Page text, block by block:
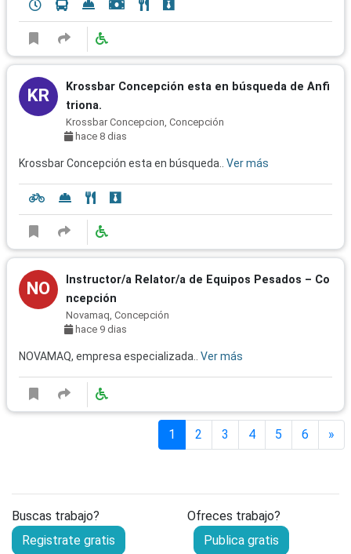
KR
Krossbar Concepción esta en búsqueda de Anfi
triona.
Krossbar Concepcion, Concepción
hace 8 dias
Krossbar Concepción esta en búsqueda.. Ver más
NO
Instructor/a Relator/a de Equipos Pesados – Co
ncepción
Novamaq, Concepción
hace 9 dias
NOVAMAQ, empresa especializada.. Ver más
1 2 3 4 5 6 »
Buscas trabajo?
Registrate gratis
Ofreces trabajo?
Publica gratis